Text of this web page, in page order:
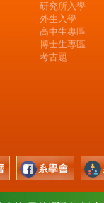
研究所入學
外生入學
高中生專區
博士生專區
考古題